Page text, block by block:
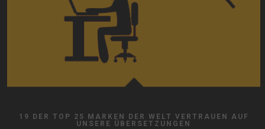
19 DER TOP 25 MARKEN DER WELT VERTRAUEN AUF
UNSERE ÜBERSETZUNGEN